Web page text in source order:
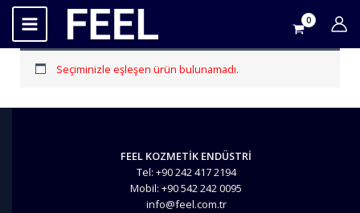
İçeriğe
Seçiminizle eşleşen ürün bulunamadı.
FEEL KOZMETİK ENDÜSTRİ
Tel: +90 242 417 2194
Mobil: +90 542 242 0095
info@feel.com.tr